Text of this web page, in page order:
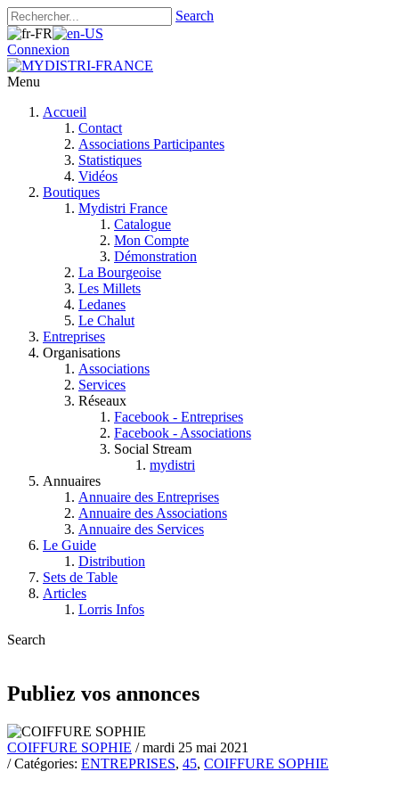
Search
Connexion
Menu
Accueil
Contact
Associations Participantes
Statistiques
Vidéos
Boutiques
Mydistri France
Catalogue
Mon Compte
Démonstration
La Bourgeoise
Les Millets
Ledanes
Le Chalut
Entreprises
Organisations
Associations
Services
Réseaux
Facebook - Entreprises
Facebook - Associations
Social Stream
mydistri
Annuaires
Annuaire des Entreprises
Annuaire des Associations
Annuaire des Services
Le Guide
Distribution
Sets de Table
Articles
Lorris Infos
Search
Publiez vos annonces
COIFFURE SOPHIE / mardi 25 mai 2021
/ Catégories: ENTREPRISES, 45, COIFFURE SOPHIE